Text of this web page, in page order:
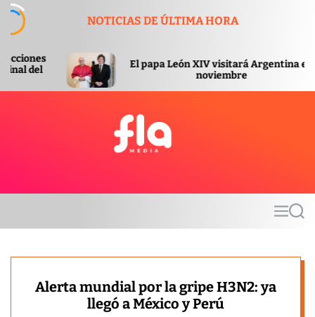
t
NOTICIAS DE ÚLTIMA HORA
El papa León XIV visitará Argentina en
noviembre
El
a
MS
Alerta mundial por la gripe H3N2: ya
llegó a México y Perú